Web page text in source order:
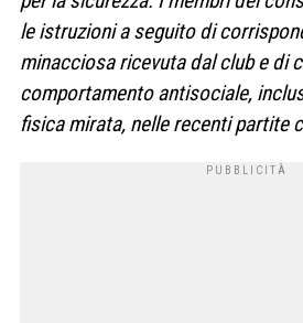
le istruzioni a seguito di
minacciosa ricevuta dal club e di
comportamento antisociale,
fisica mirata, nelle recenti partite